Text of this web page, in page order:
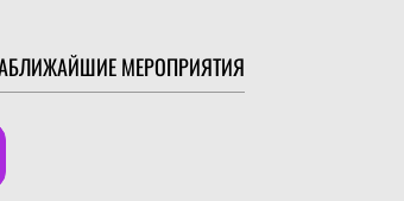
БЛИЖАЙШИЕ МЕРОПРИЯТИЯ